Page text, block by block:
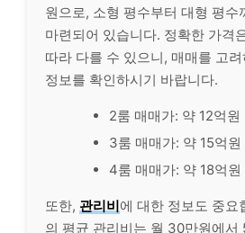
원으로, 소형 평수부터 대형 평수
마련되어 있습니다. 정확한 가격
따라 다를 수 있으니, 매매를 고
정보를 확인하시기 바랍니다.
2룸 매매가: 약 12억원
3룸 매매가: 약 15억원
4룸 매매가: 약 18억원
또한, 관리비에 대한 정보도 중요
의 평균 관리비는 월 30만원에서